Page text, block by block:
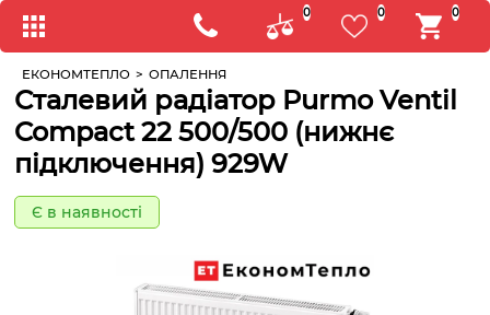
0 0 0
ЕКОНОМТЕПЛО > ОПАЛЕННЯ
Сталевий радіатор Purmo Ventil
Compact 22 500/500 (нижнє
підключення) 929W
Є в наявності